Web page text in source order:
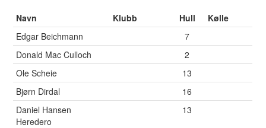
Navn Klubb Hull
Kølle
Edgar Beichmann
7
Donald Mac Culloch
2
Ole Scheie
13
Bjørn Dirdal
16
Daniel Hansen
Heredero
13